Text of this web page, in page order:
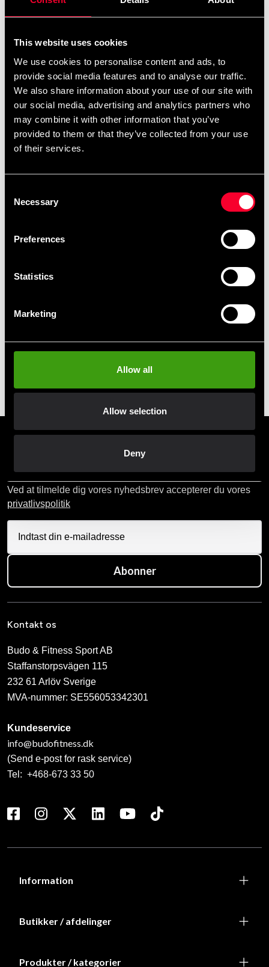
This website uses cookies
We use cookies to personalise content and ads, to
provide social media features and to analyse our traffic.
We also share information about your use of our site with
our social media, advertising and analytics partners who
may combine it with other information that you’ve
provided to them or that they’ve collected from your use
of their services.
Selection
Necessary
Preferences
Statistics
Marketing
Allow all
Allow selection
Deny
Sådan bindes bæltet:
Udfyld din e-mailadresse, så modtager du nyheder og tilbud
direkte i din postkasse.
Ved at tilmelde dig vores nyhedsbrev accepterer du vores
privatlivspolitik
Abonner
Kontakt os
Budo & Fitness Sport AB
Staffanstorpsvägen 115
232 61 Arlöv Sverige
MVA-nummer: SE556053342301
Kundeservice
info@budofitness.dk
(Send e-post for rask service)
Tel: +468-673 33 50
Information
Butikker / afdelinger
Produkter / kategorier